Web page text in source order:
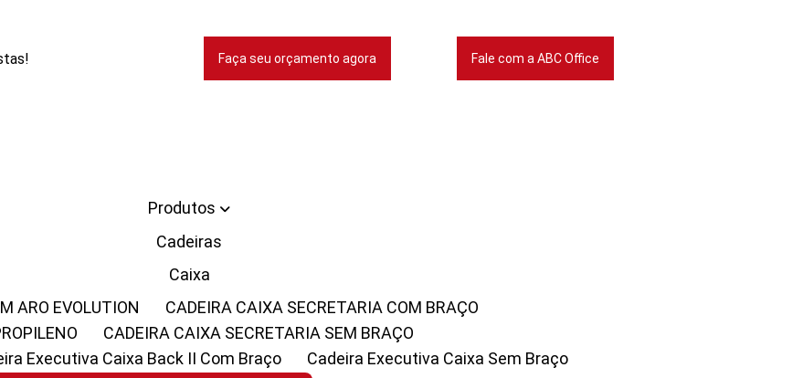
Faça seu orçamento agora Fale com a ABC Office
Produtos
Cadeiras
Caixa
ARO EVOLUTION
CADEIRA CAIXA SECRETARIA COM BRAÇO
CADEIRA CAIXA SECRETARIA SEM BRAÇO
Executiva Caixa Back II Com Braço
Cadeira Executiva Caixa Sem Braço